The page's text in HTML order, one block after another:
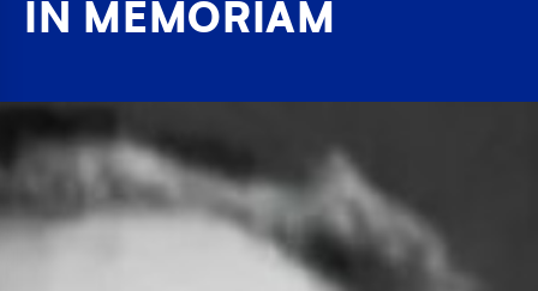
IN MEMORIAM